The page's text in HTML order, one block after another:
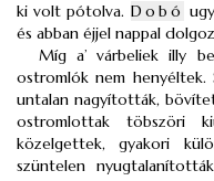
ki volt pótolva. Dobó
és abban éjjel nappal
Míg a’ várbeliek illy
ostromlók nem henyéltek.
untalan nagyították,
ostromlottak töbszöri
közelgettek, gyakori
szüntelen